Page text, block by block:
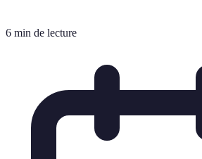
6 min de lecture